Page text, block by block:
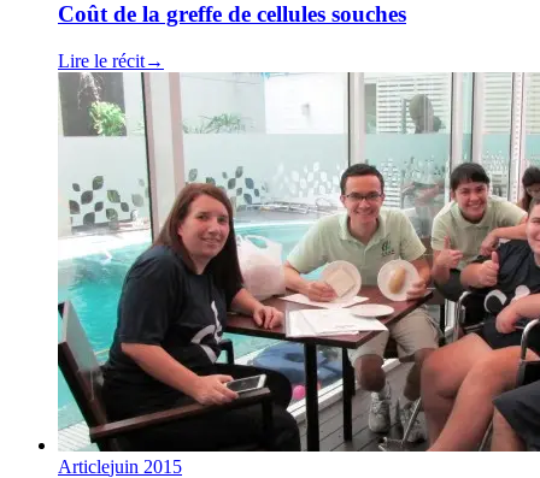
Coût de la greffe de cellules souches
Lire le récit→
Articlejuin 2015